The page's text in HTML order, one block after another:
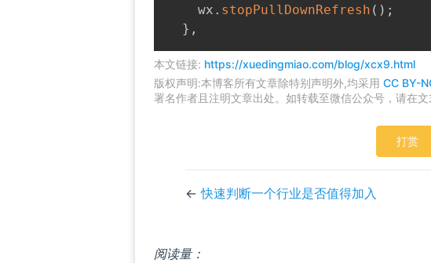
    wx
. stopPullDownRefresh ( ) ;
} ,
本文链接: https://xuedingmiao.com/blog/xcx9.html
版权声明:本博客所有文章除特别声明外,均采用 CC BY-
署名作者且注明文章出处。如转载至微信公众号，请在文
打赏
←快速判断一个行业是否值得加入
阅读量：